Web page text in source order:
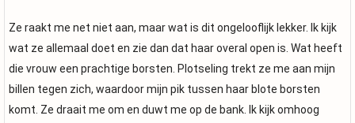
Ze raakt me net niet aan, maar wat is dit ongelooflijk lekker. Ik kijk
wat ze allemaal doet en zie dan dat haar overal open is. Wat heeft
die vrouw een prachtige borsten. Plotseling trekt ze me aan mijn
billen tegen zich, waardoor mijn pik tussen haar blote borsten
komt. Ze draait me om en duwt me op de bank. Ik kijk omhoog